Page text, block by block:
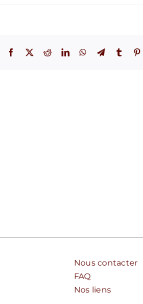
Facebook
X RedditLinkedInWhatsApp
TelegramTumblr
Nous contacter
FAQ
Nos liens